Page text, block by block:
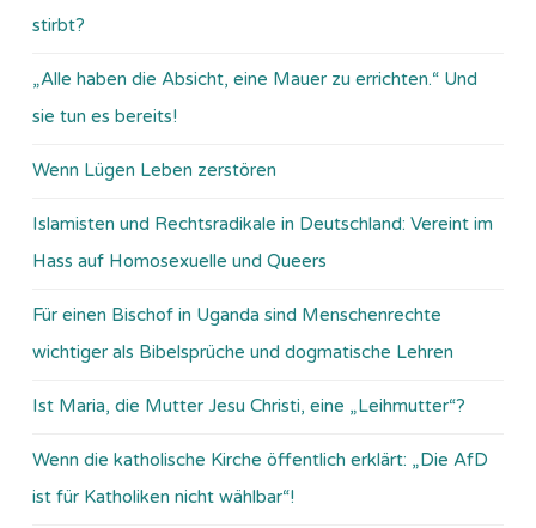
stirbt?
„Alle haben die Absicht, eine Mauer zu errichten.“ Und
sie tun es bereits!
Wenn Lügen Leben zerstören
Islamisten und Rechtsradikale in Deutschland: Vereint im
Hass auf Homosexuelle und Queers
Für einen Bischof in Uganda sind Menschenrechte
wichtiger als Bibelsprüche und dogmatische Lehren
Ist Maria, die Mutter Jesu Christi, eine „Leihmutter“?
Wenn die katholische Kirche öffentlich erklärt: „Die AfD
ist für Katholiken nicht wählbar“!